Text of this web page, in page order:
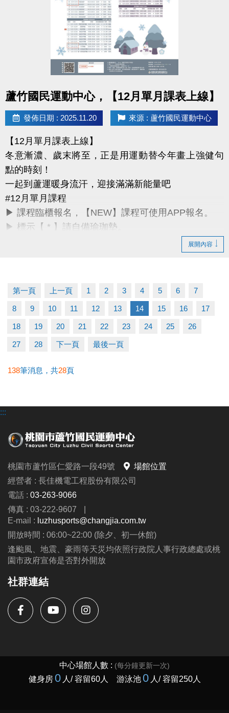
曾參加完整 11–12 月期課程或 12 月單月課程，並開
班成功且無退費紀錄之學員。
詳細課程與報名方式，請洽現場櫃檯或來電詢問。
課務部：03-2639066 #115
桃園市蘆竹國民運動中心
所有資訊以中心公告為主，感謝您的支持與陪伴。
祝大家 2026 開運動起、好事連連！
蘆竹國民運動中心，【12月單月課表上線】
發佈日期 : 2025.11.20 來源 : 蘆竹國民運動中心
【12月單月課表上線】
冬意漸濃、歲末將至，正是用運動替今年畫上強健句
點的時刻！
一起到蘆運暖身流汗，迎接滿滿新能量吧
#12月單月課程
▶ 課程臨櫃報名，【NEW】課程可使用APP報名。
▶ 標示【 * 】請自備瑜珈墊。
▶ 上課請穿著運動服裝，並攜帶毛巾、水。
▶ 若因人數不足無法開班，將於開課前通知，並請持
原信用卡、繳費憑證及發票至本中心辦理退費。
冬日不偷懶，12月一起動起來！
課務部：03-2639066 #115
展開內容
第一頁 上一頁 1 2 3 4 5 6 7
8 9 10 11 12 13 14 15 16 17
18 19 20 21 22 23 24 25 26
27 28 下一頁 最後一頁
138筆消息，共28頁
:::
桃園市蘆竹區仁愛路一段49號
場館位置
經營者 : 長佳機電工程股份有限公司
電話 : 03-263-9066
傳真 : 03-222-9607
|
E-mail : luzhusports@changjia.com.tw
開放時間 : 06:00~22:00 (除夕、初一休館)
逢颱風、地震、豪雨等天災均依照行政院人事行政總處或桃
園市政府宣佈是否對外開放
社群連結